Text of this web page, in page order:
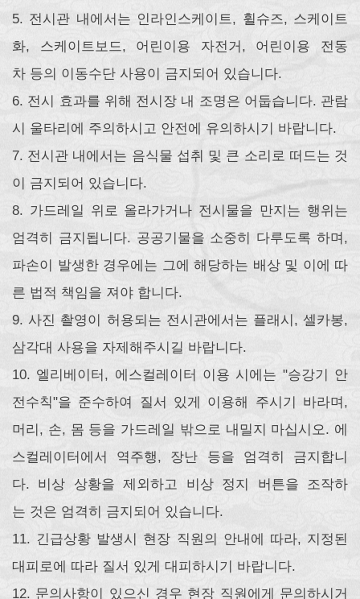
5. 전시관 내에서는 인라인스케이트, 휠슈즈, 스케이트
화, 스케이트보드, 어린이용 자전거, 어린이용 전동
차 등의 이동수단 사용이 금지되어 있습니다.
6. 전시 효과를 위해 전시장 내 조명은 어둡습니다. 관람
시 울타리에 주의하시고 안전에 유의하시기 바랍니다.
7. 전시관 내에서는 음식물 섭취 및 큰 소리로 떠드는 것
이 금지되어 있습니다.
8. 가드레일 위로 올라가거나 전시물을 만지는 행위는
엄격히 금지됩니다. 공공기물을 소중히 다루도록 하며,
파손이 발생한 경우에는 그에 해당하는 배상 및 이에 따
른 법적 책임을 져야 합니다.
9. 사진 촬영이 허용되는 전시관에서는 플래시, 셀카봉,
삼각대 사용을 자제해주시길 바랍니다.
10. 엘리베이터, 에스컬레이터 이용 시에는 "승강기 안
전수칙"을 준수하여 질서 있게 이용해 주시기 바라며,
머리, 손, 몸 등을 가드레일 밖으로 내밀지 마십시오. 에
스컬레이터에서 역주행, 장난 등을 엄격히 금지합니
다. 비상 상황을 제외하고 비상 정지 버튼을 조작하
는 것은 엄격히 금지되어 있습니다.
11. 긴급상황 발생시 현장 직원의 안내에 따라, 지정된
대피로에 따라 질서 있게 대피하시기 바랍니다.
12. 문의사항이 있으신 경우 현장 직원에게 문의하시거